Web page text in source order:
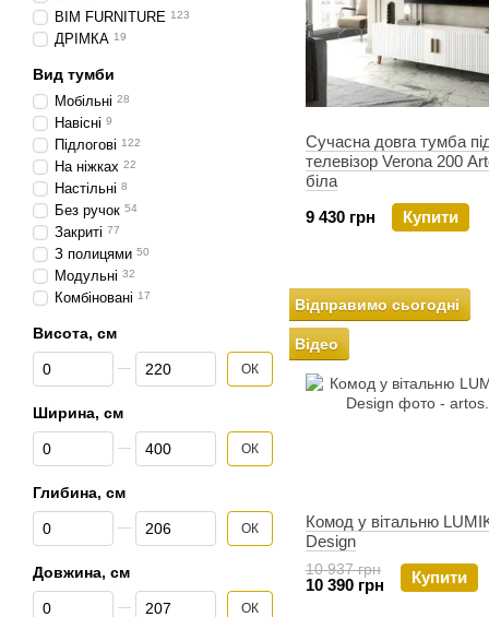
Сучасна довга тумба
телевізор Verona 200
біла
9 430 грн
Купити
Відправимо сьогодні
Відео
Комод у вітальню
Design
10 937 грн
10 390 грн Купити
BIM FURNITURE 123
ДРІМКА 19
Вид тумби
Мобільні 28
Навісні 9
Підлогові 122
На ніжках 22
Настільні 8
Без ручок 54
Закриті 77
З полицями 50
Модульні 32
Комбіновані 17
Висота, см
Від Висота, см
До Висота, см ОК
Ширина, см
Від Ширина, см
До Ширина, см ОК
Глибина, см
Від Глибина, см
До Глибина, см ОК
Довжина, см
Від Довжина, см
До Довжина, см ОК